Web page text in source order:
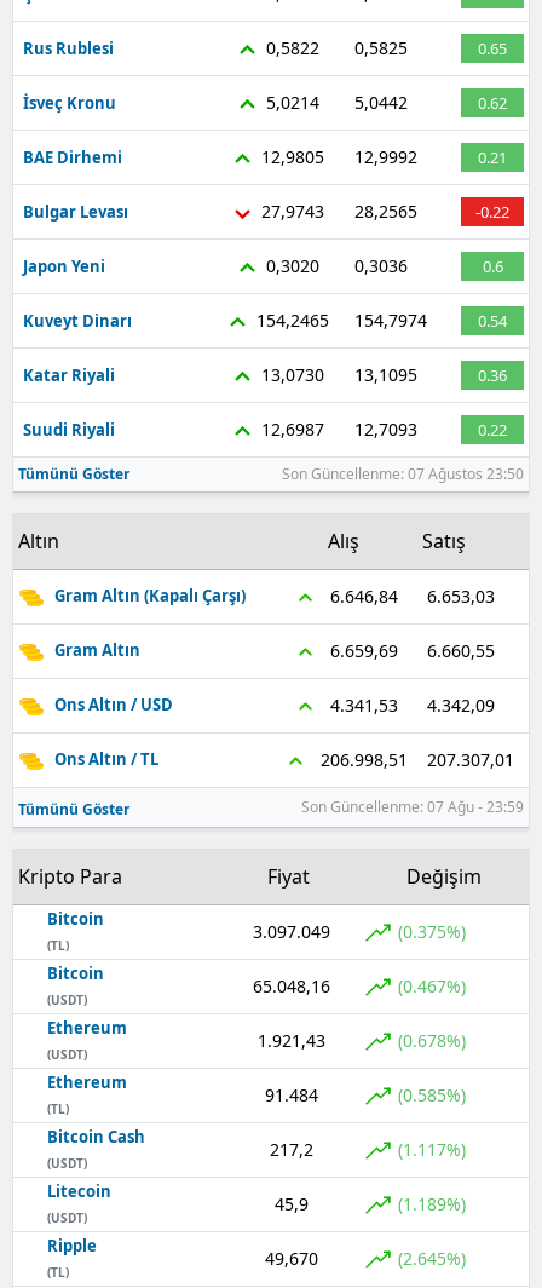
Malatya
Kahramanmaraş
Mardin
Muğla
Nevşehir
Niğde
Ordu
Rize
Sakarya
Siirt
Sinop
Sivas
Tekirdağ
Tokat
Trabzon
Tunceli
Şanlıurfa
Uşak
Yozgat
Zonguldak
Aksaray
Rus Rublesi 0,5822 0,5825 0.65
İsveç Kronu 5,0214 5,0442 0.62
BAE Dirhemi 12,9805 12,9992 0.21
Bulgar Levası 27,9743 28,2565 -0.22
Japon Yeni 0,3020 0,3036 0.6
Kuveyt Dinarı 154,2465 154,7974 0.54
Katar Riyali 13,0730 13,1095 0.36
Suudi Riyali 12,6987 12,7093 0.22
Tümünü Göster Son Güncellenme: 07 Ağustos 23:50
Altın Alış Satış
Gram Altın (Kapalı Çarşı) 6.646,84 6.653,03
Gram Altın 6.659,69 6.660,55
Ons Altın / USD 4.341,53 4.342,09
Ons Altın / TL 206.998,51 207.307,01
Tümünü Göster Son Güncellenme: 07 Ağu - 23:59
Kripto Para Fiyat Değişim
Bitcoin
(TL)
3.097.049 (0.375%)
Bitcoin
(USDT)
65.048,16 (0.467%)
Ethereum
(USDT)
1.921,43 (0.678%)
Ethereum
(TL)
91.484 (0.585%)
Bitcoin Cash
(USDT)
217,2 (1.117%)
Litecoin
(USDT)
45,9 (1.189%)
Ripple
(TL)
49,670 (2.645%)